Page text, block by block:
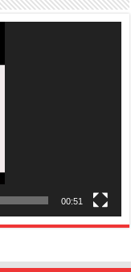
00:51